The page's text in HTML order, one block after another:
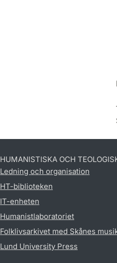
HUMANISTISKA OCH
Ledning och organisation
HT-biblioteken
IT-enheten
Humanistlaboratoriet
Folklivsarkivet med Skånes
Lund University Press